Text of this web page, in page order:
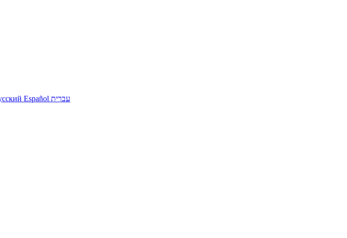
Español עברית